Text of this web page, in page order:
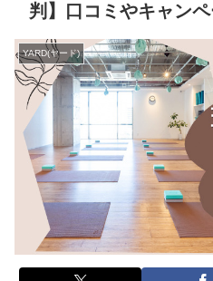
判】口コミやキャン
YARD(ヤード)